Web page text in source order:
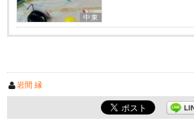
中東
岩間 縁